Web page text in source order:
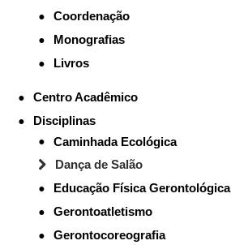
Coordenação
Monografias
Livros
Centro Acadêmico
Disciplinas
Caminhada Ecológica
Dança de Salão
Educação Física Gerontológica
Gerontoatletismo
Gerontocoreografia